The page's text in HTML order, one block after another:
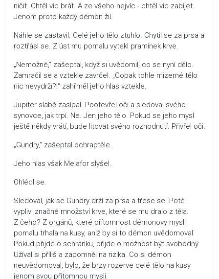
ničit. Chtěl víc brát. A ze všeho nejvíc - chtěl víc zabíjet.
Jenom proto každý démon žil.
Náhle se zastavil. Celé jeho tělo ztuhlo. Chytil se za prsa a
roztřásl se. Z úst mu pomalu vytekl pramínek krve.
„Nemožné,“ zašeptal, když si uvědomil, co se nyní dělo.
Zamračil se a vztekle zavrčel. „Copak tohle mizerné tělo
nic nevydrží?!“ zahřměl jeho hlas vztekle.
Jupiter slabě zasípal. Pootevřel oči a sledoval svého
synovce, jak trpí. Ne. Jen jeho tělo. Pokud se jeho mysl
ještě někdy vrátí, bude litovat svého rozhodnutí. Přivřel oči.
„Gundry,“ zašeptal ochraptěle.
Jeho hlas však Melafor slyšel.
Ohlédl se.
Sledoval, jak se Gundry drží za prsa a třese se. Poté
vyplivl značné množství krve, které se mu dralo z těla.
Z čeho? Z orgánů, které přítomnost démonovy mysli
pomalu trhala na kusy, aniž by si to démon uvědomoval.
Pokud přijde o schránku, přijde o možnost být svobodný.
Užíval si příliš a zapomněl na rizika. Co si démon
neuvědomoval, bylo, že brzy rozerve celé tělo na kusy
jenom svou přítomnou myslí.